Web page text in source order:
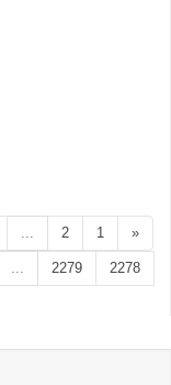
«
1
2
...
2278
2279
...